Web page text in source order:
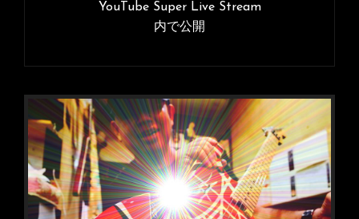
ゲ
ョ
ン
YouTube Super Live Stream
内で公開